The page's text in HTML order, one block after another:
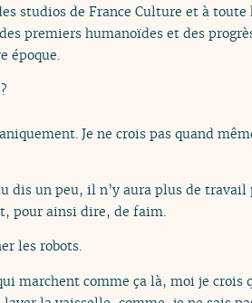
studios de France Culture et à toute
premiers humanoïdes et des
époque.
Je ne crois pas quand
un peu, il n’y aura plus de travail
pour ainsi dire, de faim.
les robots.
marchent comme ça là, moi je crois